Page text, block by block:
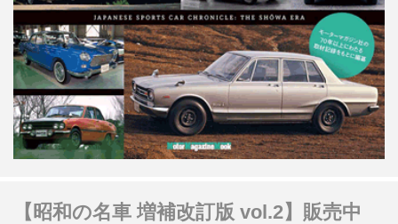
【昭和の名車 増補改訂版 vol.2】販売中